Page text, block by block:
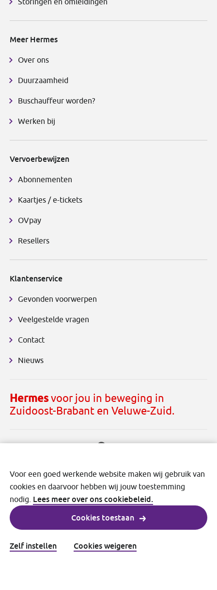
Meer Hermes
Over ons
Duurzaamheid
Buschauffeur worden?
Werken bij
Vervoerbewijzen
Abonnementen
Kaartjes / e-tickets
OVpay
Resellers
Klantenservice
Gevonden voorwerpen
Veelgestelde vragen
Contact
Nieuws
Hermesvoor jou in beweging in
Zuidoost-Brabant en Veluwe-Zuid.
Voor een goed werkende website maken wij gebruik van
cookies en daarvoor hebben wij jouw toestemming
nodig. Lees meer over ons cookiebeleid.
Cookies toestaan
Zelf instellen Cookies weigeren